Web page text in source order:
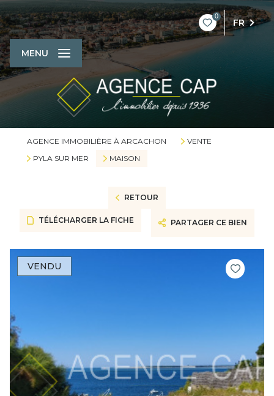
0
FR
MENU
AGENCE IMMOBILIÈRE À ARCACHON
VENTE
PYLA SUR MER
MAISON
RETOUR
TÉLÉCHARGER LA FICHE PARTAGER CE BIEN
VENDU